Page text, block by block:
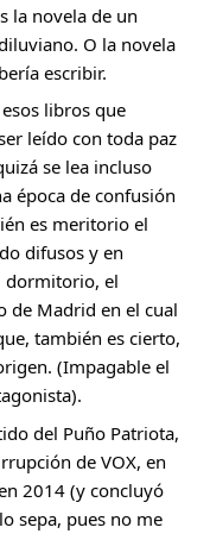
la novela de un
O la novela
escribir.
esos libros que
leído con toda paz
se lea incluso
época de confusión
es meritorio el
difusos y en
dormitorio, el
de Madrid en el cual
también es cierto,
(Impagable el
del Puño Patriota,
de VOX, en
2014 (y concluyó
sepa, pues no me